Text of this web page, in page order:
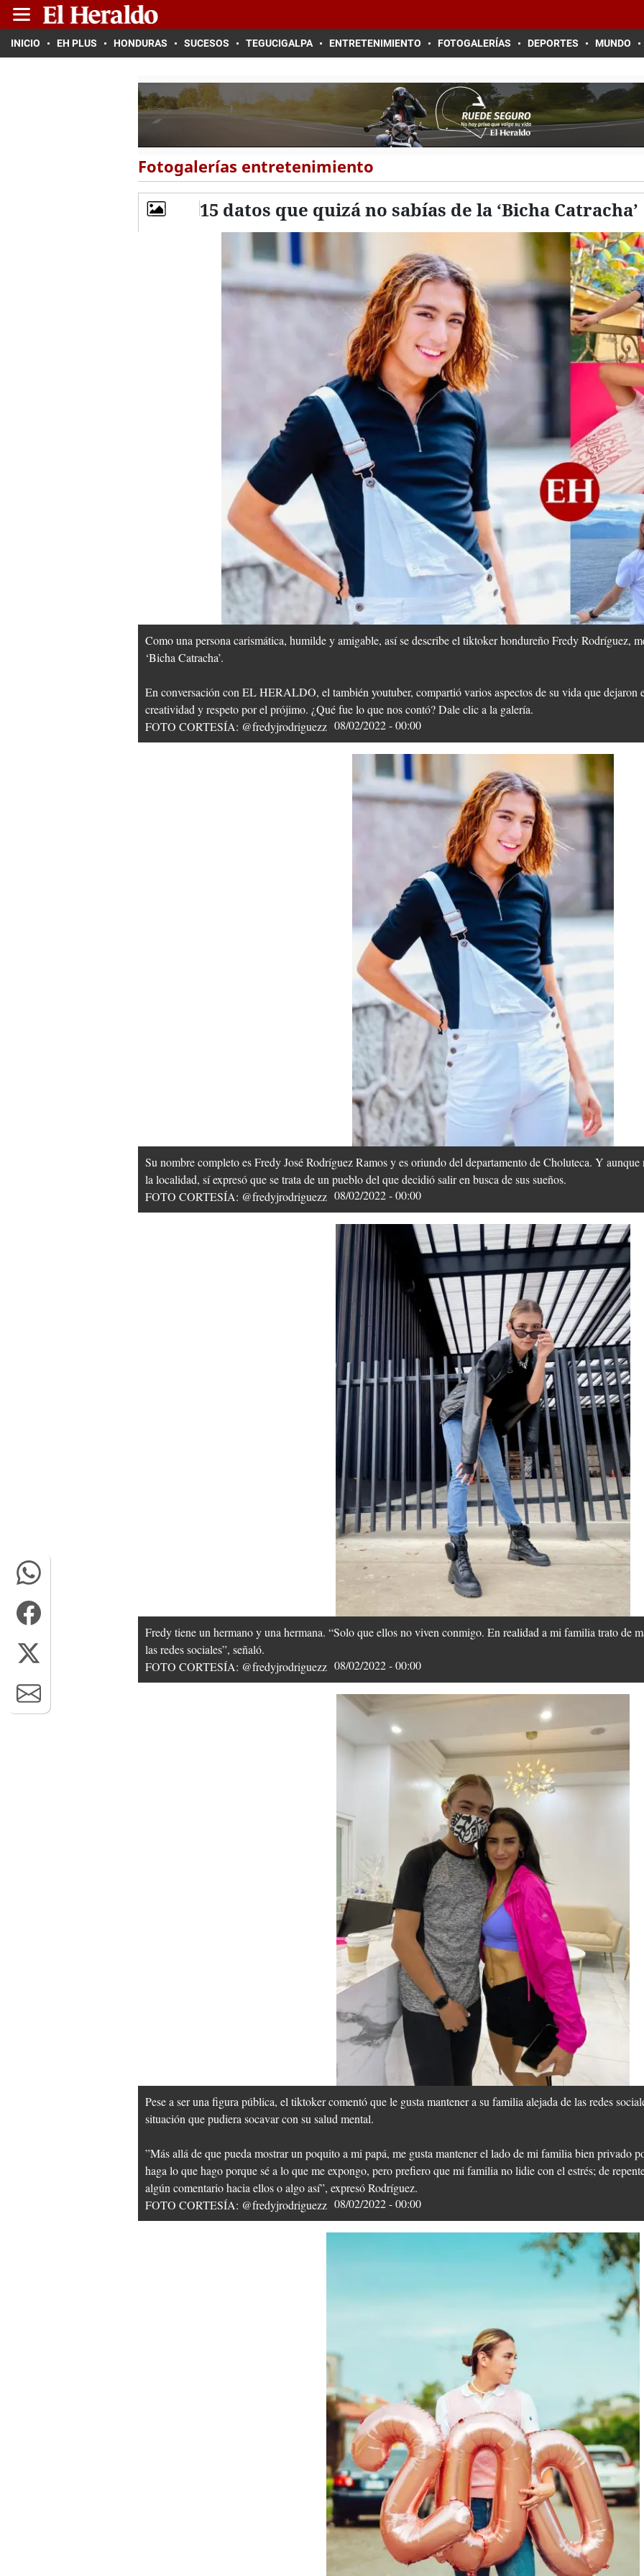
INICIO EH PLUS HONDURAS SUCESOS TEGUCIGALPA ENTRETENIMIENTO FOTOGALERÍAS DEPORTES MUNDO
Fotogalerías entretenimiento
15 datos que quizá no sabías de la ‘Bicha Catracha’
Como una persona carismática, humilde y amigable, así se describe el tiktoker hondureño Fredy Rodríguez,
‘Bicha Catracha’.
En conversación con EL HERALDO, el también youtuber, compartió varios aspectos de su vida que dejaron
creatividad y respeto por el prójimo. ¿Qué fue lo que nos contó? Dale clic a la galería.
FOTO CORTESÍA: @fredyjrodriguezz 08/02/2022 - 00:00
Su nombre completo es Fredy José Rodríguez Ramos y es oriundo del departamento de Choluteca. Y aunque
la localidad, sí expresó que se trata de un pueblo del que decidió salir en busca de sus sueños.
FOTO CORTESÍA: @fredyjrodriguezz 08/02/2022 - 00:00
Fredy tiene un hermano y una hermana. “Solo que ellos no viven conmigo. En realidad a mi familia trato de
las redes sociales”, señaló.
FOTO CORTESÍA: @fredyjrodriguezz 08/02/2022 - 00:00
Pese a ser una figura pública, el tiktoker comentó que le gusta mantener a su familia alejada de las redes
situación que pudiera socavar con su salud mental.
”Más allá de que pueda mostrar un poquito a mi papá, me gusta mantener el lado de mi familia bien privado
haga lo que hago porque sé a lo que me expongo, pero prefiero que mi familia no lidie con el estrés; de
algún comentario hacia ellos o algo así”, expresó Rodríguez.
FOTO CORTESÍA: @fredyjrodriguezz 08/02/2022 - 00:00